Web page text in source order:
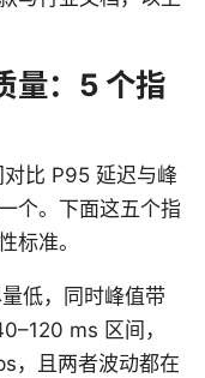
量：5 个指
比 P95 延迟与峰
个。下面这五个指
标准。
低，同时峰值带
ms 区间，
，且两者波动都在